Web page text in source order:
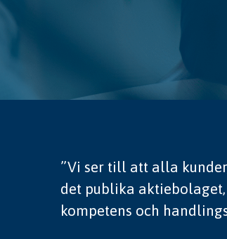
”Vi ser till att alla
det publika
kompetens och